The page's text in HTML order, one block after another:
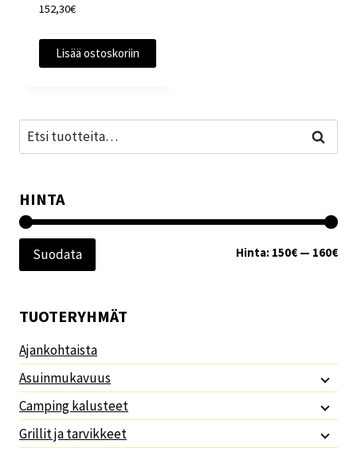
152,30€
Lisää ostoskoriin
Etsi: Haku
HINTA
Suodata Hinta: 150€ — 160€
TUOTERYHMÄT
Ajankohtaista
Asuinmukavuus
Camping kalusteet
Grillit ja tarvikkeet